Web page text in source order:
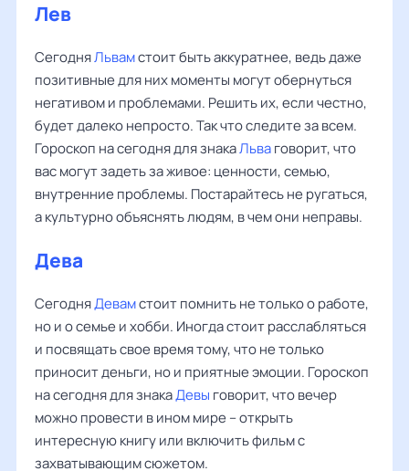
Лев
СегодняЛьвамстоит быть аккуратнее, ведь даже
позитивные для них моменты могут обернуться
негативом и проблемами. Решить их, если честно,
будет далеко непросто. Так что следите за всем.
Гороскоп на сегодня для знакаЛьваговорит, что
вас могут задеть за живое: ценности, семью,
внутренние проблемы. Постарайтесь не ругаться,
а культурно объяснять людям, в чем они неправы.
Дева
СегодняДевамстоит помнить не только о работе,
но и о семье и хобби. Иногда стоит расслабляться
и посвящать свое время тому, что не только
приносит деньги, но и приятные эмоции. Гороскоп
на сегодня для знакаДевы говорит, что вечер
можно провести в ином мире – открыть
интересную книгу или включить фильм с
захватывающим сюжетом.